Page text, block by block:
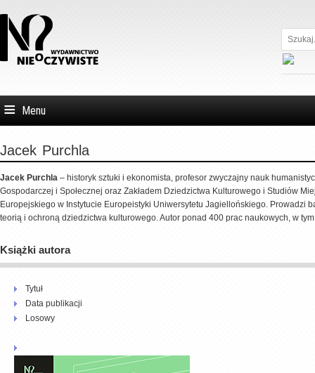
Szukaj...
Menu
Jacek Purchla
Jacek Purchla – historyk sztuki i ekonomista, profesor zwyczajny nauk
Gospodarczej i Społecznej oraz Zakładem Dziedzictwa Kulturowego i Studiów
Europejskiego w Instytucie Europeistyki Uniwersytetu Jagiellońskiego. Prowadzi
teorią i ochroną dziedzictwa kulturowego. Autor ponad 400 prac naukowych, w
Książki autora
Tytuł
Data publikacji
Losowy